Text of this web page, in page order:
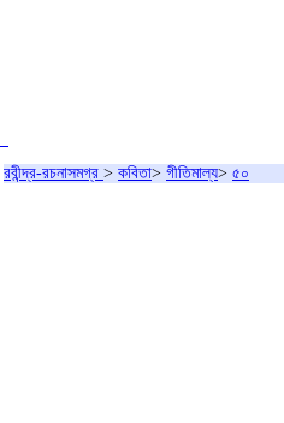
রবীন্দ্র-রচনাসমগ্র > কবিতা> গীতিমাল্য> ৫০